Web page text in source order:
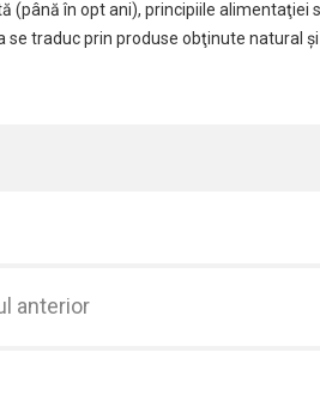
(până în opt ani), principiile
se traduc prin produse obţinute natural
anterior